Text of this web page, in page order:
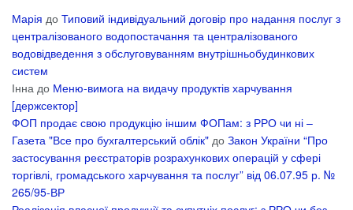
Марія до Типовий індивідуальний договір про надання послуг з
централізованого водопостачання та централізованого
водовідведення з обслуговуванням внутрішньобудинкових
систем
Інна до Меню-вимога на видачу продуктів харчування
[держсектор]
ФОП продає свою продукцію іншим ФОПам: з РРО чи ні –
Газета "Все про бухгалтерський облік" до Закон України “Про
застосування реєстраторів розрахункових операцій у сфері
торгівлі, громадського харчування та послуг” від 06.07.95 р. №
265/95-ВР